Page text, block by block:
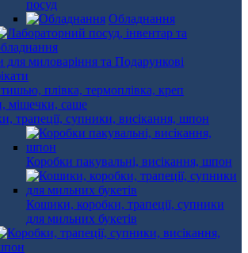
посуд
Обладнання
для миловаріння та Подарункові
плівка, термоплівка, креп
мішечки, саше
трапеції, супники, висікання, шпон
Коробки пакувальні, висікання, шпон
Кошики, коробки, трапеції, супники
для мильних букетів